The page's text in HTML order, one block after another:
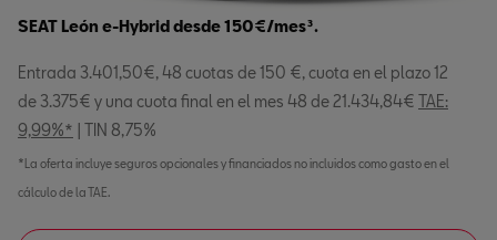
SEAT León e-Hybrid desde 150€/mes³.
Entrada 3.401,50€, 48 cuotas de 150 €, cuota en el plazo 12
de 3.375€ y una cuota final en el mes 48 de 21.434,84€ TAE:
9,99%* | TIN 8,75%
*La oferta incluye seguros opcionales y financiados no incluidos como gasto en el
cálculo de la TAE.